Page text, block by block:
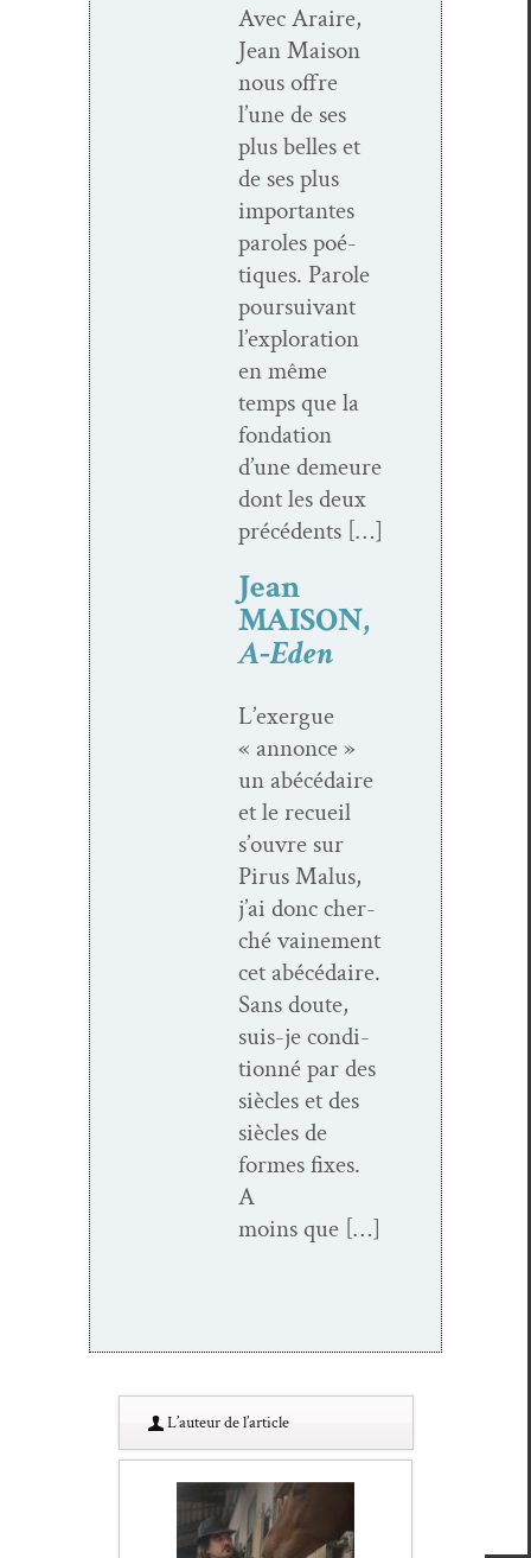
Avec Araire,
Jean Mai­son
nous offre
l’une de ses
plus belles et
de ses plus
impor­tantes
paroles poé­
tiques. Parole
pour­suiv­ant
l’ex­plo­ration
en même
temps que la
fon­da­tion
d’une demeure
dont les deux
précédents […]
Jean
MAISON,
A‑Eden
L’exergue
« annonce »
un abécé­daire
et le recueil
s’ouvre sur
Pirus Malus,
j’ai donc cher­
ché vaine­ment
cet abécé­daire.
Sans doute,
suis-je con­di­
tion­né par des
siè­cles et des
siè­cles de
formes fix­es.
A
moins que […]
L’au­teur de l’article